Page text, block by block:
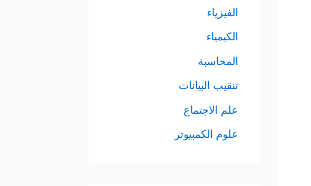
الفيزياء
الكيمياء
المحاسبة
تنقيب البيانات
علم الاجتماع
علوم الكمبيوتر